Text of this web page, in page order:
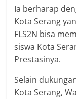
Ia berharap
Kota Serang
FLS2N bisa
siswa Kota
Prestasinya.
Selain
Kota Serang,